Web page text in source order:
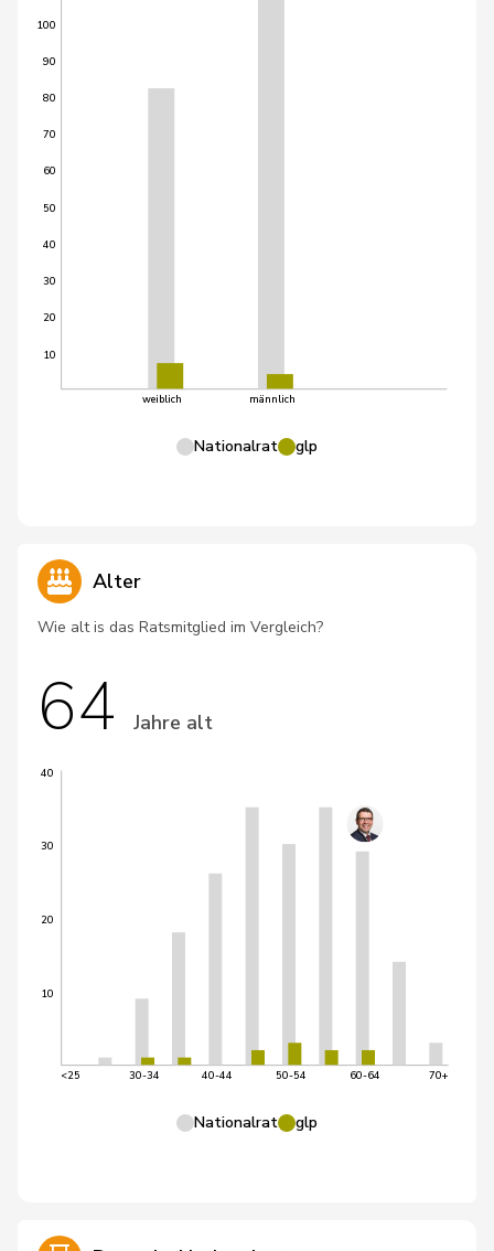
10
20
30
40
50
60
70
80
90
100
weiblich männlich
Nationalrat glp
Alter
Wie alt is das Ratsmitglied im Vergleich?
64 Jahre alt
10
20
30
40
<25 30-34 40-44 50-54 60-64 70+
Nationalrat glp